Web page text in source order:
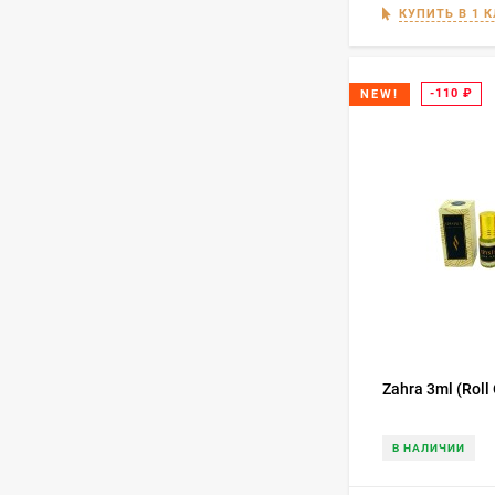
КУПИТЬ В 1
NEW! -110 ₽
Zahra 3ml (Roll
В НАЛИЧИИ